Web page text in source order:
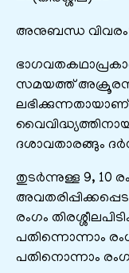
അനുബന്ധ
സമയത്ത്
ലഭിക്കുന്നതായാണ്
ദശാവതാരങ്ങും
തുടർന്നുള്ള 9, 10
രംഗം
പതിന്നൊന്നാം
പതിനൊന്നാം